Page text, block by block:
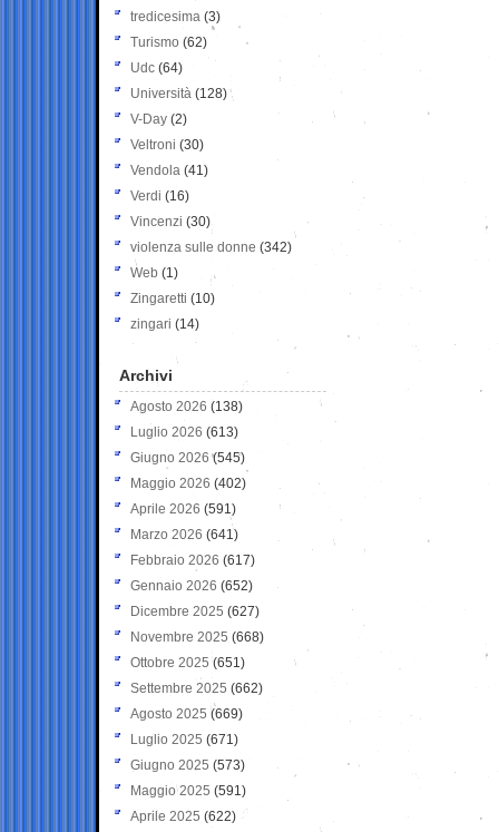
tredicesima (3)
Turismo (62)
Udc (64)
Università (128)
V-Day (2)
Veltroni (30)
Vendola (41)
Verdi (16)
Vincenzi (30)
violenza sulle donne (342)
Web (1)
Zingaretti (10)
zingari (14)
Archivi
Agosto 2026 (138)
Luglio 2026 (613)
Giugno 2026 (545)
Maggio 2026 (402)
Aprile 2026 (591)
Marzo 2026 (641)
Febbraio 2026 (617)
Gennaio 2026 (652)
Dicembre 2025 (627)
Novembre 2025 (668)
Ottobre 2025 (651)
Settembre 2025 (662)
Agosto 2025 (669)
Luglio 2025 (671)
Giugno 2025 (573)
Maggio 2025 (591)
Aprile 2025 (622)